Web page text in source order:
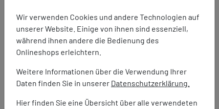
Wir verwenden Cookies und andere Technologien auf
unserer Website. Einige von ihnen sind essenziell,
während ihnen andere die Bedienung des
Onlineshops erleichtern.
Weitere Informationen über die Verwendung Ihrer
Daten finden Sie in unserer Datenschutzerklärung.
Hier finden Sie eine Übersicht über alle verwendeten
Tuned in Pro Shorts
79,95 € 24,95 €